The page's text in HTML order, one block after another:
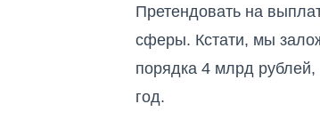
Претендовать на
сферы. Кстати, мы
порядка 4 млрд рублей,
год.